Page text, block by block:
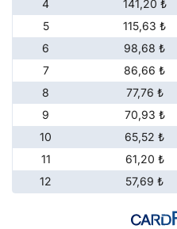
4
141,20 ₺
5
115,63 ₺
6
98,68 ₺
7
86,66 ₺
8
77,76 ₺
9
70,93 ₺
10
65,52 ₺
11
61,20 ₺
12
57,69 ₺